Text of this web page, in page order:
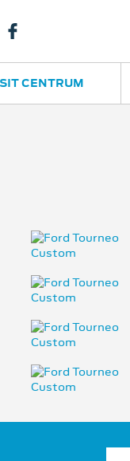
CENTRUM